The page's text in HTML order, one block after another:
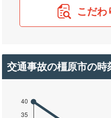
こだわ
交通事故の橿原市の時